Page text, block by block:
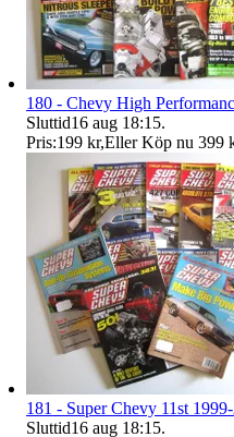
180 - Chevy High
Sluttid16 aug 18:15.
Pris:199 kr,Eller Köp nu 399
181 - Super Chevy 11st
Sluttid16 aug 18:15.